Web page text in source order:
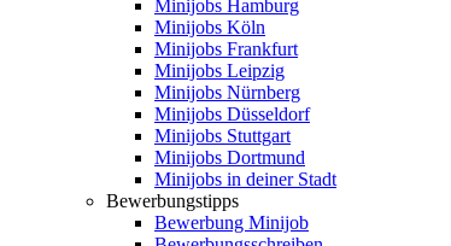
Minijobs Hamburg
Minijobs Köln
Minijobs Frankfurt
Minijobs Leipzig
Minijobs Nürnberg
Minijobs Düsseldorf
Minijobs Stuttgart
Minijobs Dortmund
Minijobs in deiner Stadt
Bewerbungstipps
Bewerbung Minijob